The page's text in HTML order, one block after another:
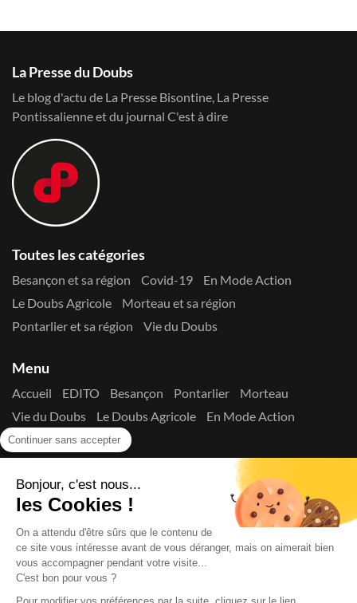
Continuer sans accepter
Bonjour, c'est nous...
les Cookies !
On a attendu d'être sûrs que le contenu de
ce site vous intéresse avant de vous déranger, mais on aimerait bien
vous accompagner pendant votre visite...
C'est bon pour vous ?
Pour modifier vos préférences par la suite, cliquez sur le lien
La Presse du Doubs
Le blog d'actu de La Presse Bisontine, La Presse
Pontissalienne et du journal C'est à dire
Toutes les catégories
Besançon et sa région Covid-19
En Mode Action
Le Doubs Agricole
Morteau et sa région
Pontarlier et sa région
Vie du Doubs
Menu
Accueil EDITO Besançon Pontarlier
Morteau
Vie du Doubs
Le Doubs Agricole
En Mode Action
Contactez-nous !
Suivez-nous sur les réseaux
Copyright © 2026 La Presse du Doubs
2725-8165 - N° de commission paritaire : 1125 Y 94392